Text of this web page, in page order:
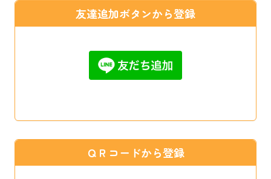
友達追加ボタンから登録
ＱＲコードから登録